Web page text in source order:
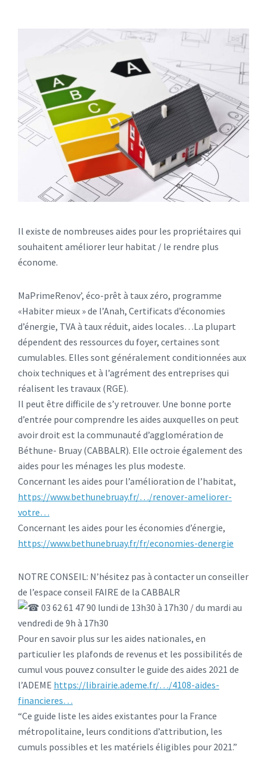
Il existe de nombreuses aides pour les propriétaires qui
souhaitent améliorer leur habitat / le rendre plus
économe.
MaPrimeRenov’, éco-prêt à taux zéro, programme
«Habiter mieux » de l’Anah, Certificats d’économies
d’énergie, TVA à taux réduit, aides locales…La plupart
dépendent des ressources du foyer, certaines sont
cumulables. Elles sont généralement conditionnées aux
choix techniques et à l’agrément des entreprises qui
réalisent les travaux (RGE).
Il peut être difficile de s’y retrouver. Une bonne porte
d’entrée pour comprendre les aides auxquelles on peut
avoir droit est la communauté d’agglomération de
Béthune- Bruay (CABBALR). Elle octroie également des
aides pour les ménages les plus modeste.
Concernant les aides pour l’amélioration de l’habitat,
https://www.bethunebruay.fr/…/renover-ameliorer-
votre…
Concernant les aides pour les économies d’énergie,
https://www.bethunebruay.fr/fr/economies-denergie
NOTRE CONSEIL: N’hésitez pas à contacter un conseiller
de l’espace conseil FAIRE de la CABBALR
03 62 61 47 90 lundi de 13h30 à 17h30 / du mardi au
vendredi de 9h à 17h30
Pour en savoir plus sur les aides nationales, en
particulier les plafonds de revenus et les possibilités de
cumul vous pouvez consulter le guide des aides 2021 de
l’ADEME https://librairie.ademe.fr/…/4108-aides-
financieres…
“Ce guide liste les aides existantes pour la France
métropolitaine, leurs conditions d’attribution, les
cumuls possibles et les matériels éligibles pour 2021.”